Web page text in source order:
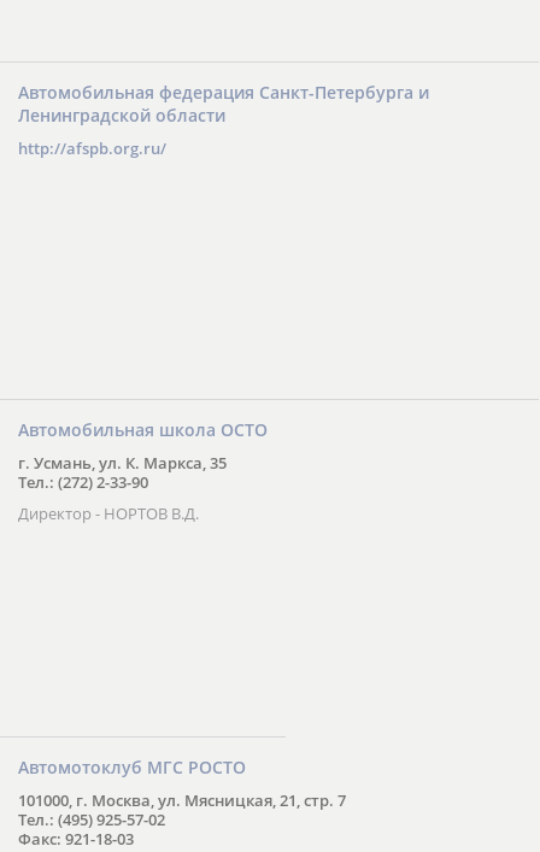
Автомобильная федерация Санкт-Петербурга и
Ленинградской области
http://afspb.org.ru/
Автомобильная школа ОСТО
г. Усмань, ул. К. Маркса, 35
Тел.: (272) 2-33-90
Директор - НОРТОВ В.Д.
Автомотоклуб МГС РОСТО
101000, г. Москва, ул. Мясницкая, 21, стр. 7
Тел.: (495) 925-57-02
Факс: 921-18-03